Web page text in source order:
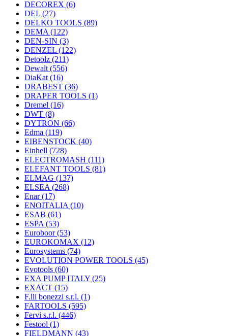
DECOREX (6)
DEL (27)
DELKO TOOLS (89)
DEMA (122)
DEN-SIN (3)
DENZEL (122)
Detoolz (211)
Dewalt (556)
DiaKat (16)
DRABEST (36)
DRAPER TOOLS (1)
Dremel (16)
DWT (8)
DYTRON (66)
Edma (119)
EIBENSTOCK (40)
Einhell (728)
ELECTROMASH (111)
ELEFANT TOOLS (81)
ELMAG (137)
ELSEA (268)
Enar(17)
ENOITALIA (10)
ESAB (61)
ESPA (53)
Euroboor(53)
EUROKOMAX (12)
Eurosystems (74)
EVOLUTION POWER TOOLS (45)
Evotools (60)
EXA PUMP ITALY (25)
EXACT (15)
F.lli bonezzi s.r.l. (1)
FARTOOLS (595)
Fervi s.r.l. (446)
Festool (1)
FIELDMANN (43)